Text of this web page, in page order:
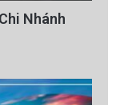
Nhánh